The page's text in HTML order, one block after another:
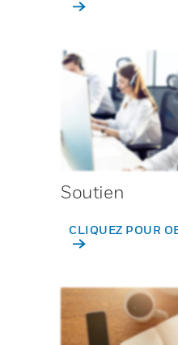
Soutien
CLIQUEZ POUR